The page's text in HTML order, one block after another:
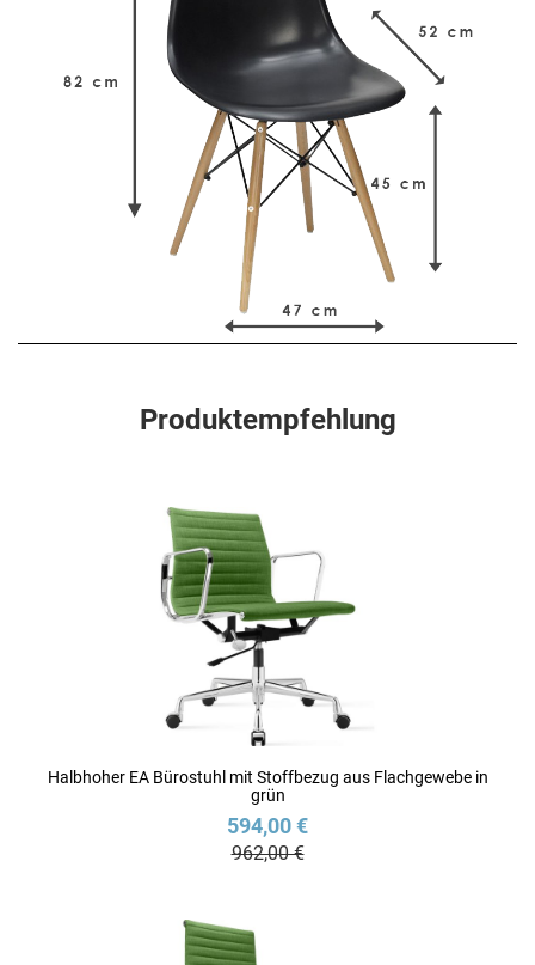
Produktempfehlung
Halbhoher EA Bürostuhl mit Stoffbezug aus Flachgewebe in
grün
594,00 €
962,00 €